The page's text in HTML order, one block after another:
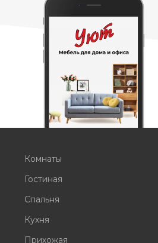
Комнаты
Гостиная
Спальня
Кухня
Прихожая